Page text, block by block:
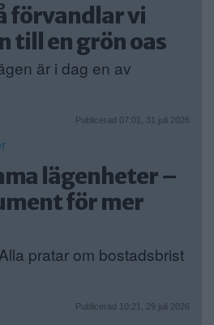
förvandlar vi
till en grön oas
är i dag en av
Publicerad 07:01, 31 juli 2026
lägenheter –
för mer
pratar om bostadsbrist
Publicerad 10:21, 29 juli 2026